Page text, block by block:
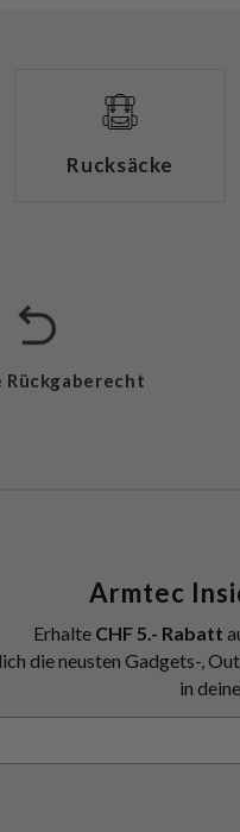
Rucksäcke
Rückgaberecht
Armtec
Erhalte CHF 5.- Rabatt
die neusten Gadgets-,
in